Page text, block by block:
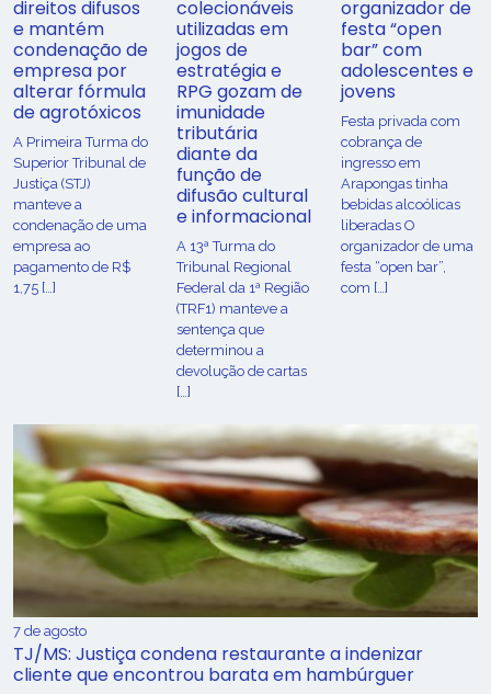
direitos difusos
e mantém
condenação de
empresa por
alterar fórmula
de agrotóxicos
​A Primeira Turma do
Superior Tribunal de
Justiça (STJ)
manteve a
condenação de uma
empresa ao
pagamento de R$
1,75 […]
colecionáveis
utilizadas em
jogos de
estratégia e
RPG gozam de
imunidade
tributária
diante da
função de
difusão cultural
e informacional
A 13ª Turma do
Tribunal Regional
Federal da 1ª Região
(TRF1) manteve a
sentença que
determinou a
devolução de cartas
[…]
organizador de
festa “open
bar” com
adolescentes e
jovens
Festa privada com
cobrança de
ingresso em
Arapongas tinha
bebidas alcoólicas
liberadas O
organizador de uma
festa “open bar”,
com […]
7 de agosto
TJ/MS: Justiça condena restaurante a indenizar
cliente que encontrou barata em hambúrguer